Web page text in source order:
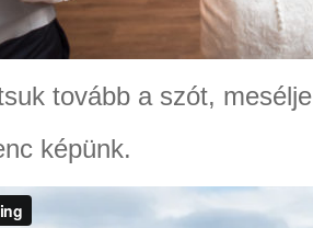
tovább a szót,
képünk.